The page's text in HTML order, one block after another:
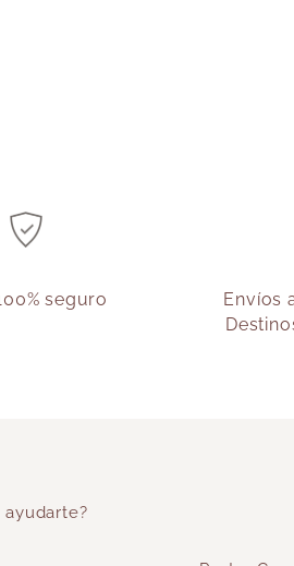
seguro
Envíos
ayudarte?